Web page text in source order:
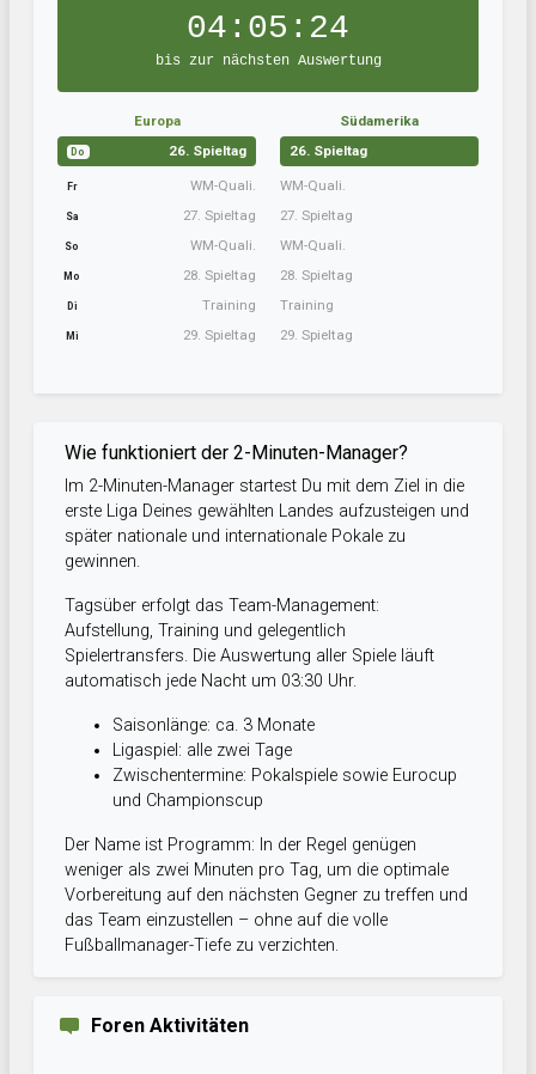
04:05:23
bis zur nächsten Auswertung
Europa
Do 26. Spieltag
Fr WM-Quali.
Sa 27. Spieltag
So WM-Quali.
Mo 28. Spieltag
Di Training
Mi 29. Spieltag
Südamerika
26. Spieltag
WM-Quali.
27. Spieltag
WM-Quali.
28. Spieltag
Training
29. Spieltag
Wie funktioniert der 2-Minuten-Manager?
Im 2-Minuten-Manager startest Du mit dem Ziel in die
erste Liga Deines gewählten Landes aufzusteigen und
später nationale und internationale Pokale zu
gewinnen.
Tagsüber erfolgt das Team-Management:
Aufstellung, Training und gelegentlich
Spielertransfers. Die Auswertung aller Spiele läuft
automatisch jede Nacht um 03:30 Uhr.
Saisonlänge: ca. 3 Monate
Ligaspiel: alle zwei Tage
Zwischentermine: Pokalspiele sowie Eurocup
und Championscup
Der Name ist Programm: In der Regel genügen
weniger als zwei Minuten pro Tag, um die optimale
Vorbereitung auf den nächsten Gegner zu treffen und
das Team einzustellen – ohne auf die volle
Fußballmanager-Tiefe zu verzichten.
Foren Aktivitäten